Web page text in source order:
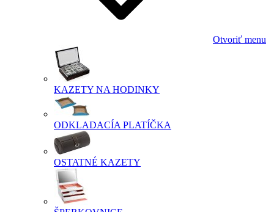
Otvoriť menu
KAZETY NA HODINKY
ODKLADACÍA PLATÍČKA
OSTATNÉ KAZETY